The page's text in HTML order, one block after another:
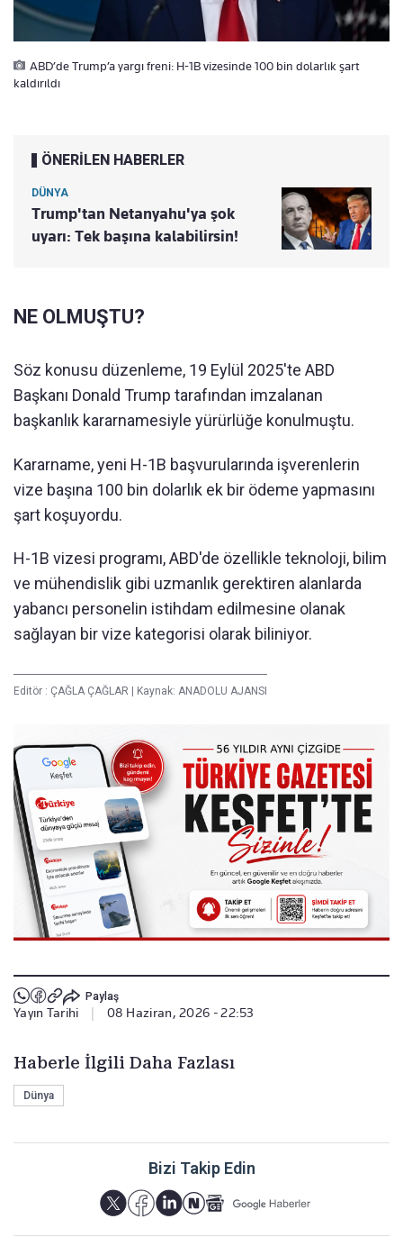
ABD’de Trump’a yargı freni: H-1B vizesinde 100 bin dolarlık şart
kaldırıldı
ÖNERİLEN HABERLER
DÜNYA
Trump'tan Netanyahu'ya şok
uyarı: Tek başına kalabilirsin!
NE OLMUŞTU?
Söz konusu düzenleme, 19 Eylül 2025'te ABD
Başkanı Donald Trump tarafından imzalanan
başkanlık kararnamesiyle yürürlüğe konulmuştu.
Kararname, yeni H-1B başvurularında işverenlerin
vize başına 100 bin dolarlık ek bir ödeme yapmasını
şart koşuyordu.
H-1B vizesi programı, ABD'de özellikle teknoloji, bilim
ve mühendislik gibi uzmanlık gerektiren alanlarda
yabancı personelin istihdam edilmesine olanak
sağlayan bir vize kategorisi olarak biliniyor.
Editör : ÇAĞLA ÇAĞLAR Kaynak: ANADOLU AJANSI
Paylaş
Yayın Tarihi 08 Haziran, 2026 - 22:53
Haberle İlgili Daha Fazlası
Dünya
Bizi Takip Edin